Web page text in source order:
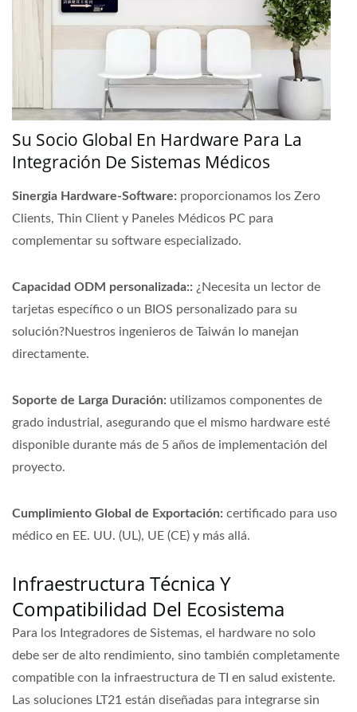
Su Socio Global En Hardware Para La
Integración De Sistemas Médicos
Sinergia Hardware-Software: proporcionamos los Zero
Clients, Thin Client y Paneles Médicos PC para
complementar su software especializado.
Capacidad ODM personalizada:: ¿Necesita un lector de
tarjetas específico o un BIOS personalizado para su
solución?Nuestros ingenieros de Taiwán lo manejan
directamente.
Soporte de Larga Duración: utilizamos componentes de
grado industrial, asegurando que el mismo hardware esté
disponible durante más de 5 años de implementación del
proyecto.
Cumplimiento Global de Exportación: certificado para uso
médico en EE. UU. (UL), UE (CE) y más allá.
Infraestructura Técnica Y
Compatibilidad Del Ecosistema
Para los Integradores de Sistemas, el hardware no solo
debe ser de alto rendimiento, sino también completamente
compatible con la infraestructura de TI en salud existente.
Las soluciones LT21 están diseñadas para integrarse sin